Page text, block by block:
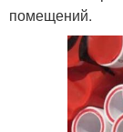
помещений.